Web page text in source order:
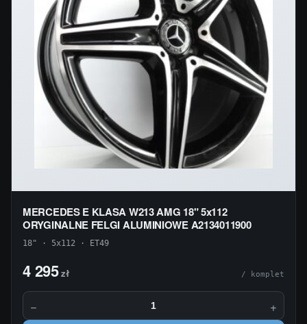
MERCEDES E KLASA W213 AMG 18" 5x112
ORYGINALNE FELGI ALUMINIOWE A2134011900
18" · 5x112 · ET49
4 295zł / komplet
− +